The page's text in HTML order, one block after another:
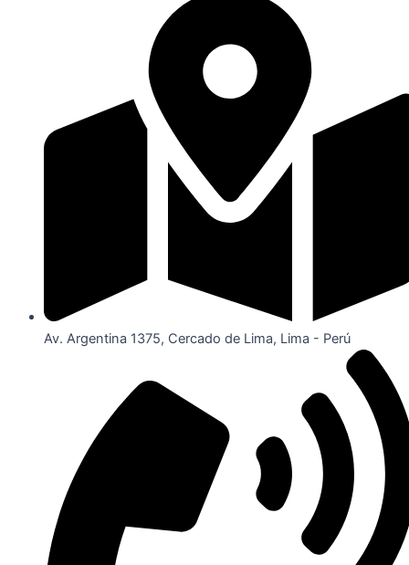
Av. Argentina 1375, Cercado de Lima, Lima - Perú